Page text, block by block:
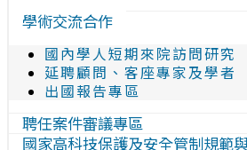
學術交流合作
國內學人短期來院訪問研究
延聘顧問、客座專家及學者
出國報告專區
聘任案件審議專區
國家高科技保護及安全管制規範